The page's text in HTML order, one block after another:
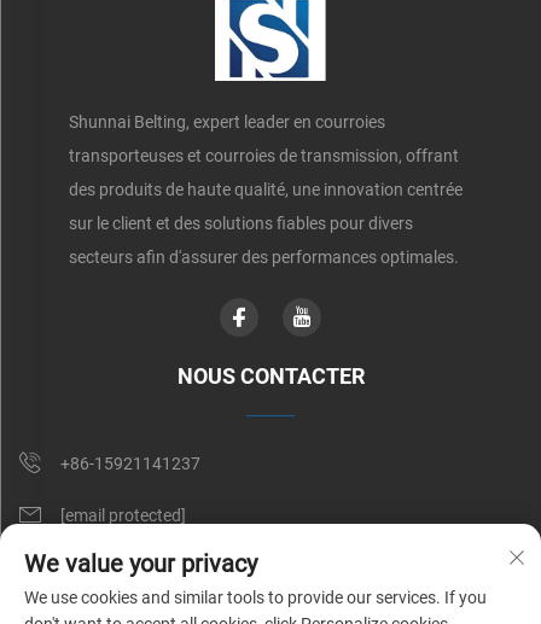
Shunnai Belting, expert leader en courroies
transporteuses et courroies de transmission, offrant
des produits de haute qualité, une innovation centrée
sur le client et des solutions fiables pour divers
secteurs afin d'assurer des performances optimales.
NOUS CONTACTER
+86-15921141237
[email protected]
RM 602, NO. 1509, CAOAN ROAD, SHANGHAI, CHINE
We value your privacy
We use cookies and similar tools to provide our services. If you